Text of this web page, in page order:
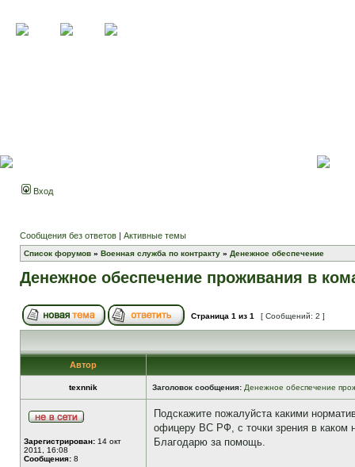
Вход
Сообщения без ответов | Активные темы
Список форумов » Военная служба по контракту » Денежное обеспечение
Денежное обеспечение проживания в
Страница 1 из 1 [ Сообщений: 2 ]
Автор
texnnik Заголовок сообщения: Денежное обеспечение
Зарегистрирован: 14 окт
2011, 16:08
Сообщения: 8
Подскажите пожалуйста какими
офицеру ВС РФ, с точки зрения в каком
Благодарю за помощь.